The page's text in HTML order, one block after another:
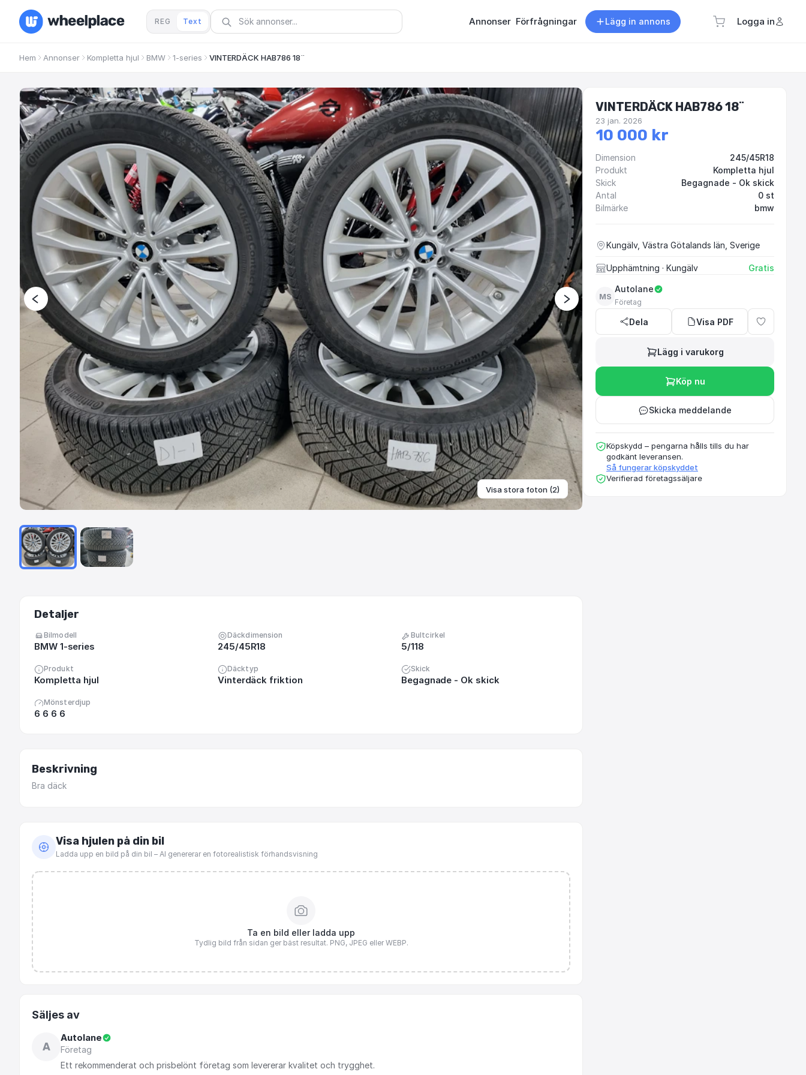
REG Text Annonser Förfrågningar Lägg in annons Logga in
Hem Annonser Kompletta hjul BMW 1-series VINTERDÄCK HAB786 18¨
Ett rekommenderat
Visa stora foton (2)
Detaljer
Bilmodell
BMW 1-series
Däckdimension
245/45R18
Bultcirkel
5/118
Produkt
Kompletta hjul
Däcktyp
Vinterdäck friktion
Skick
Begagnade - Ok skick
Mönsterdjup
6 6 6 6
Beskrivning
Bra däck
Visa hjulen på din bil
Ladda upp en bild på din bil – AI genererar en fotorealistisk förhandsvisning
Ta en bild eller ladda upp
Tydlig bild från sidan ger bäst resultat. PNG, JPEG eller WEBP.
Säljes av
A
Autolane
Företag
Ett rekommenderat och prisbelönt företag som levererar kvalitet och trygghet.
VINTERDÄCK HAB786 18¨
23 jan. 2026
10 000 kr
Dimension
245/45R18
Produkt
Kompletta hjul
Skick
Begagnade - Ok skick
Antal
0 st
Bilmärke
bmw
Kungälv, Västra Götalands län, Sverige
Upphämtning · Kungälv Gratis
MS
Autolane
Företag
Dela Visa PDF
Lägg i varukorg
Köp nu
Skicka meddelande
Köpskydd – pengarna hålls tills du har
godkänt leveransen.
Så fungerar köpskyddet
Verifierad företagssäljare